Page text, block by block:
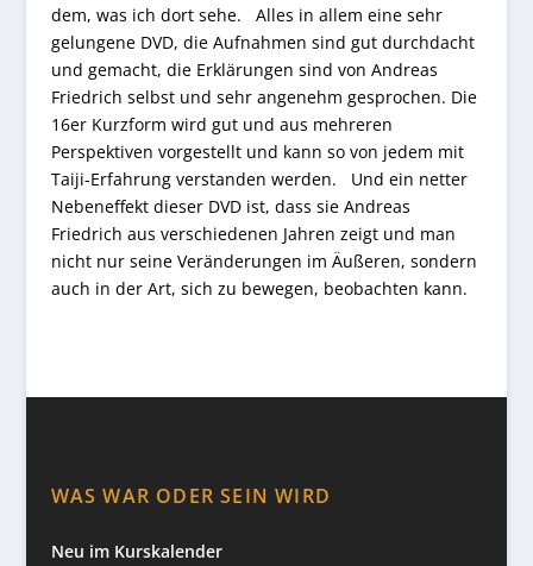
dem, was ich dort sehe. Alles in allem eine sehr
gelungene DVD, die Aufnahmen sind gut durchdacht
und gemacht, die Erklärungen sind von Andreas
Friedrich selbst und sehr angenehm gesprochen. Die
16er Kurzform wird gut und aus mehreren
Perspektiven vorgestellt und kann so von jedem mit
Taiji-Erfahrung verstanden werden. Und ein netter
Nebeneffekt dieser DVD ist, dass sie Andreas
Friedrich aus verschiedenen Jahren zeigt und man
nicht nur seine Veränderungen im Äußeren, sondern
auch in der Art, sich zu bewegen, beobachten kann.
WAS WAR ODER SEIN WIRD
Neu im Kurskalender